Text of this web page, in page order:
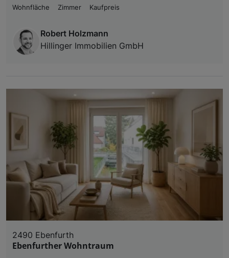
Wohnfläche
Zimmer Kaufpreis
Robert Holzmann
Hillinger Immobilien GmbH
2490 Ebenfurth
Ebenfurther Wohntraum